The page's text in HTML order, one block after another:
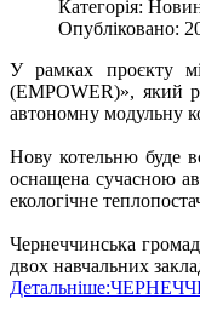
Категорія:
Опубліковано:
У рамках проєкту
(EMPOWER)», який
автономну модульну
Нову котельню буде
оснащена сучасною
екологічне
Чернеччинська
двох навчальних